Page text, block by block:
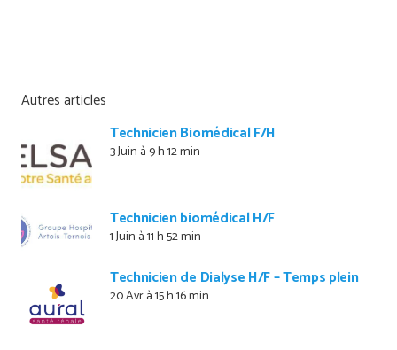
Autres articles
Technicien Biomédical F/H
3 Juin à 9 h 12 min
Technicien biomédical H/F
1 Juin à 11 h 52 min
Technicien de Dialyse H/F – Temps plein
20 Avr à 15 h 16 min